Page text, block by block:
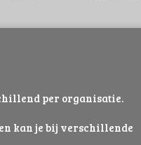
per organisatie.
kan je bij verschillende